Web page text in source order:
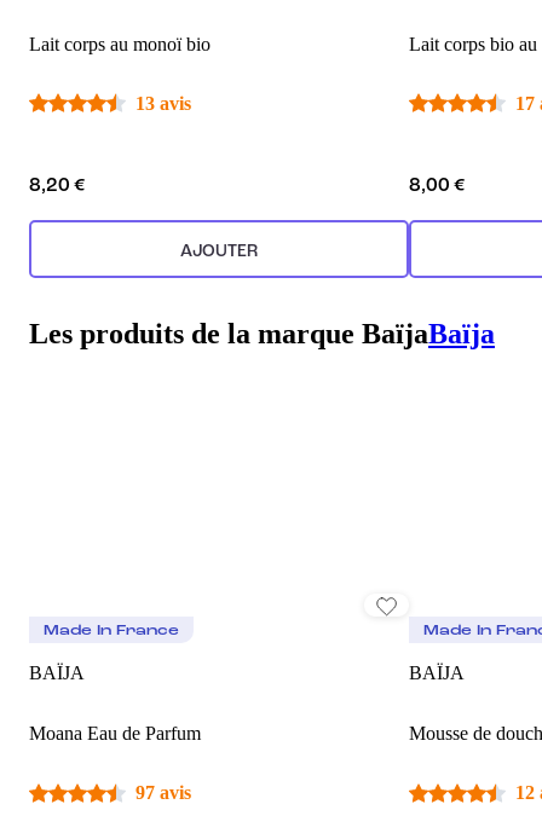
Lait corps au monoï bio
13 avis
8,20 €
AJOUTER
Lait corps bio au
17
8,00 €
Les produits de la marque BaïjaBaïja
Made In France
BAÏJA
Moana Eau de Parfum
97 avis
Made In
BAÏJA
Mousse de
12